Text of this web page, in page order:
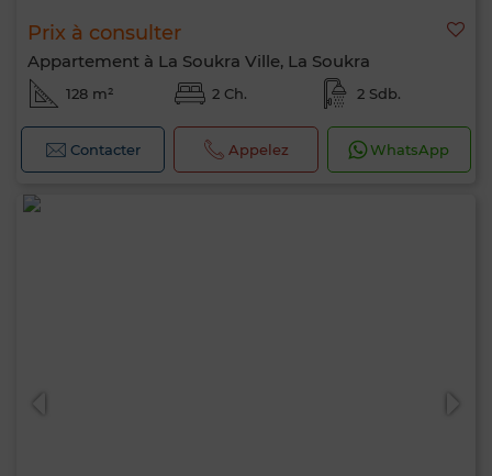
Prix à consulter
Appartement à La Soukra Ville, La Soukra
128 m² 2 Ch. 2 Sdb.
Contacter Appelez WhatsApp